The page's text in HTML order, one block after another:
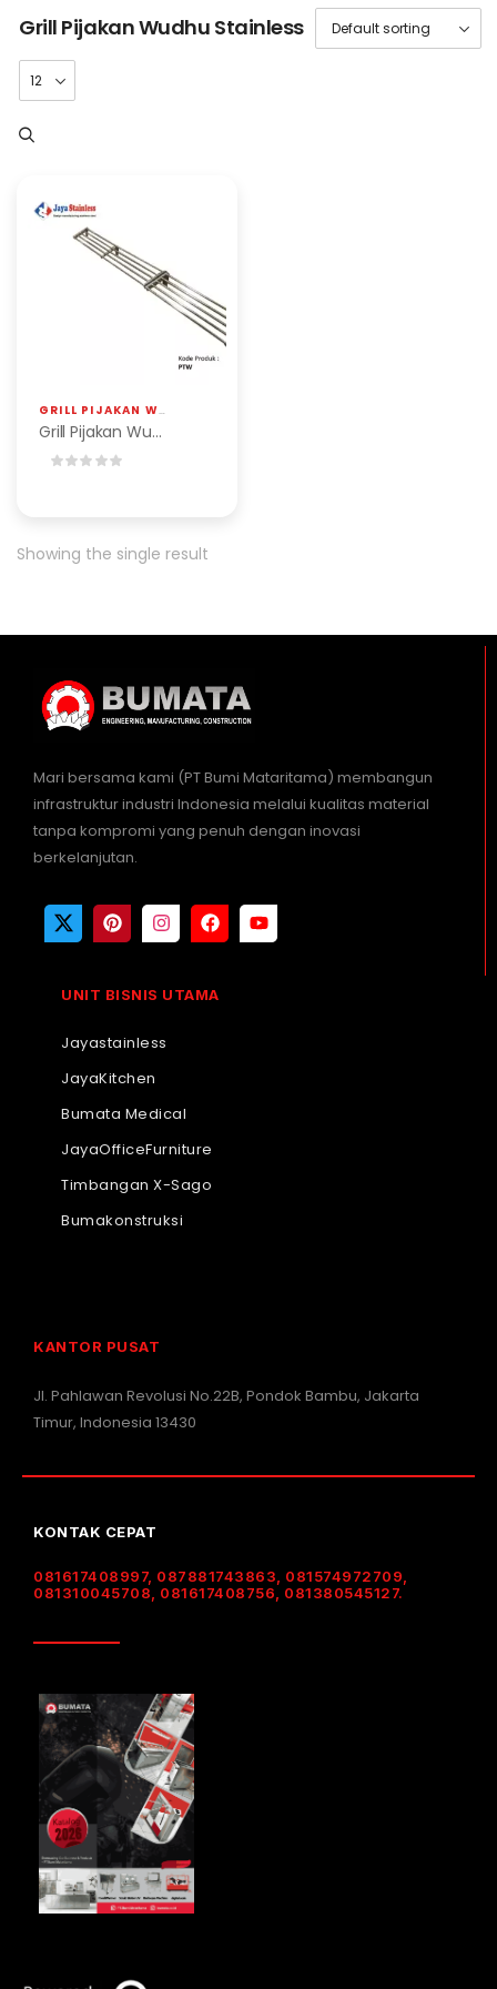
Grill Pijakan Wudhu Stainless
GRILL PIJAKAN WUDHU STAINLESS
Grill Pijakan Wudhu Stainless
Showing the single result
Mari bersama kami (PT Bumi Mataritama) membangun
infrastruktur industri Indonesia melalui kualitas material
tanpa kompromi yang penuh dengan inovasi
berkelanjutan.
UNIT BISNIS UTAMA
Jayastainless
JayaKitchen
Bumata Medical
JayaOfficeFurniture
Timbangan X-Sago
Bumakonstruksi
KANTOR PUSAT
Jl. Pahlawan Revolusi No.22B, Pondok Bambu, Jakarta
Timur, Indonesia 13430
KONTAK CEPAT
081617408997, 087881743863, 081574972709,
081310045708, 081617408756, 081380545127.